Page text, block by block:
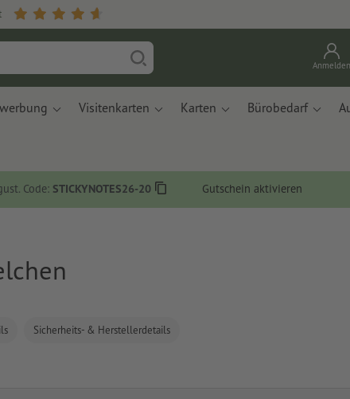
Anmelden
Visitenkarten Karten Bürobedarf
Code: STICKYNOTES26-20 Gutschein aktivieren
Sicherheits- & Herstellerdetails